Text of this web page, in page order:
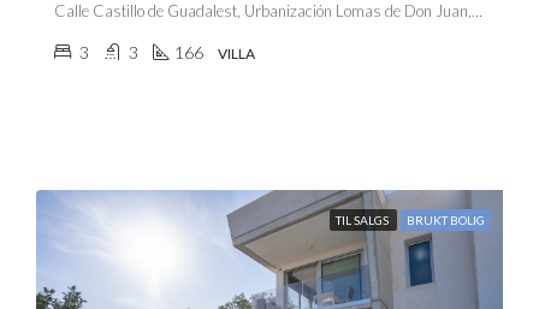
Calle Castillo de Guadalest, Urbanización Lomas de Don Juan, Villa Martín, Orihuela, el Baix Segura / La Vega Baja, Alacant / Alicante, Comunitat Valenciana, 03189, España
3 3 166 VILLA
TIL SALGS BRUKT BOLIG